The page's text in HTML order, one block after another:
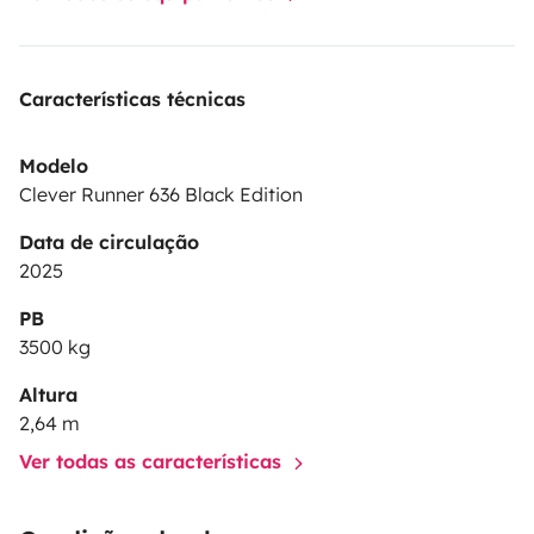
Sofern euch dies nicht möglich ist kann dies separat
Características técnicas
Modelo
Clever Runner 636 Black Edition
Data de circulação
2025
PB
3500 kg
Altura
2,64 m
Ver todas as características